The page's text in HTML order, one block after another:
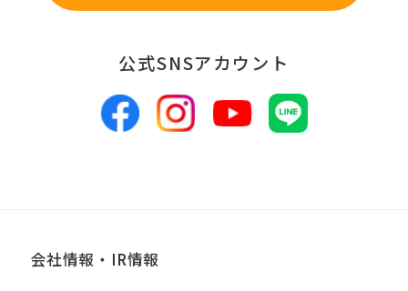
公式SNSアカウント
会社情報・IR情報